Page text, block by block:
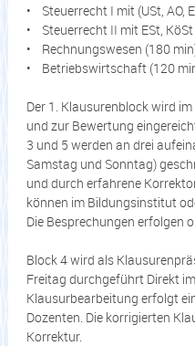
• Steuerrecht I mit (USt, AO,
• Steuerrecht II mit ESt,
• Rechnungswesen (180
• Betriebswirtschaft (120
Der 1. Klausurenblock wird
und zur Bewertung
3 und 5 werden an drei
Samstag und Sonntag)
und durch erfahrene
können im Bildungsinstitut
Die Besprechungen erfolgen
Block 4 wird als
Freitag durchgeführt Direkt
Klausurbearbeitung erfolgt
Dozenten. Die korrigierten
Korrektur.